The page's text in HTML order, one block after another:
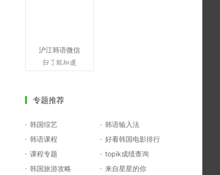
沪江韩语微信
专题推荐
韩国综艺
韩语输入法
韩语课程
好看韩国电影排行
课程专题
topik成绩查询
韩国旅游攻略
来自星星的你